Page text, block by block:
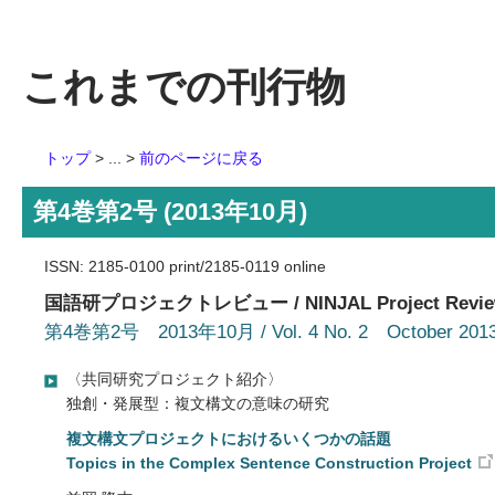
これまでの刊行物
トップ> ... > 前のページに戻る
第4巻第2号 (2013年10月)
ISSN: 2185-0100 print/2185-0119 online
国語研プロジェクトレビュー / NINJAL Project
第4巻第2号 2013年10月 / Vol. 4 No. 2 October
〈共同研究プロジェクト紹介〉
独創・発展型：複文構文の意味の研究
複文構文プロジェクトにおけるいくつかの話題
Topics in the Complex Sentence Construction Project